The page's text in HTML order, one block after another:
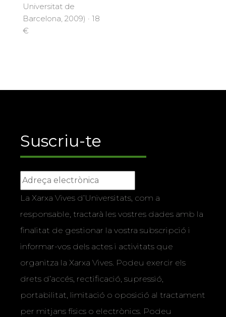
Universitat de
Barcelona, 2009) · 18
€
Suscriu-te
La Xarxa Vives d’Universitats, com a
responsable, tractarà les vostres dades amb la
finalitat de gestionar la vostra subscripció i
informar-vos dels actes i activitats que
organitza la Xarxa Vives. Podeu exercir els
drets d’accés, rectificació, supressió,
portabilitat, limitació o oposició al tractament
per mitjans físics o electrònics. Podeu